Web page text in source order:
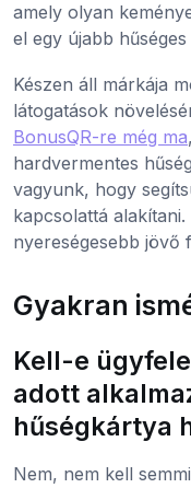
amely olyan
el egy újabb
Készen áll márkája
látogatások
BonusQR-re még ma
hardvermentes
vagyunk, hogy
kapcsolattá
nyereségesebb jövő
Gyakran
Kell-e
adott
hűségkártya
Nem, nem kell